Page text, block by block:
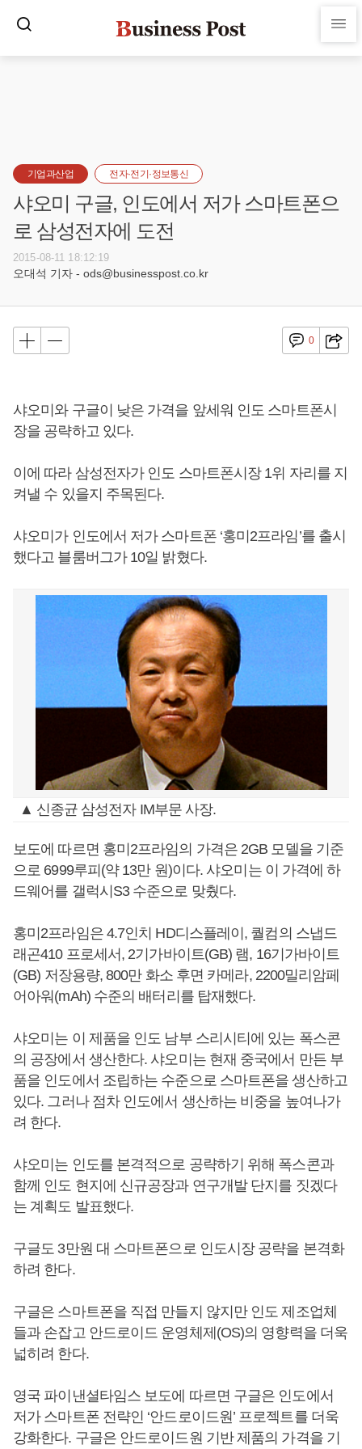
기업과산업 전자·전기·정보통신
샤오미 구글, 인도에서 저가 스마트폰으
로 삼성전자에 도전
2015-08-11 18:12:19
오대석 기자 - ods@businesspost.co.kr
0
샤오미와 구글이 낮은 가격을 앞세워 인도 스마트폰시
장을 공략하고 있다.
이에 따라 삼성전자가 인도 스마트폰시장 1위 자리를 지
켜낼 수 있을지 주목된다.
샤오미가 인도에서 저가 스마트폰 ‘홍미2프라임’를 출시
했다고 블룸버그가 10일 밝혔다.
▲ 신종균 삼성전자 IM부문 사장.
보도에 따르면 홍미2프라임의 가격은 2GB 모델을 기준
으로 6999루피(약 13만 원)이다. 샤오미는 이 가격에 하
드웨어를 갤럭시S3 수준으로 맞췄다.
홍미2프라임은 4.7인치 HD디스플레이, 퀄컴의 스냅드
래곤410 프로세서, 2기가바이트(GB) 램, 16기가바이트
(GB) 저장용량, 800만 화소 후면 카메라, 2200밀리암페
어아워(mAh) 수준의 배터리를 탑재했다.
샤오미는 이 제품을 인도 남부 스리시티에 있는 폭스콘
의 공장에서 생산한다. 샤오미는 현재 중국에서 만든 부
품을 인도에서 조립하는 수준으로 스마트폰을 생산하고
있다. 그러나 점차 인도에서 생산하는 비중을 높여나가
려 한다.
샤오미는 인도를 본격적으로 공략하기 위해 폭스콘과
함께 인도 현지에 신규공장과 연구개발 단지를 짓겠다
는 계획도 발표했다.
구글도 3만원 대 스마트폰으로 인도시장 공략을 본격화
하려 한다.
구글은 스마트폰을 직접 만들지 않지만 인도 제조업체
들과 손잡고 안드로이드 운영체제(OS)의 영향력을 더욱
넓히려 한다.
영국 파이낸셜타임스 보도에 따르면 구글은 인도에서
저가 스마트폰 전략인 ‘안드로이드원’ 프로젝트를 더욱
강화한다. 구글은 안드로이드원 기반 제품의 가격을 기